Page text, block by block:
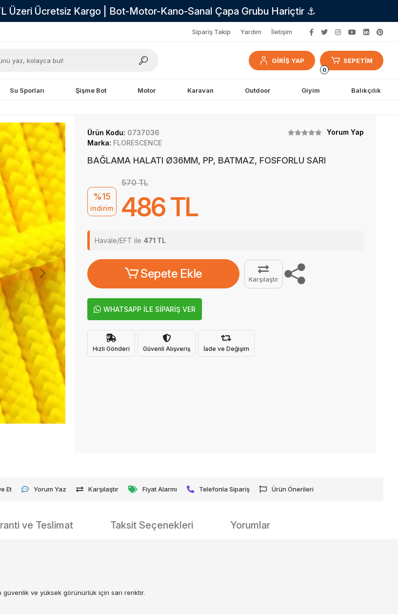
Üzeri Ücretsiz Kargo | Bot-Motor-Kano-Sanal Çapa Grubu Hariçtir ⚓
Sipariş Takip Yardım İletişim
GİRİŞ YAP
0
SEPETİM
Su Sporları Şişme Bot Motor Karavan Outdoor Giyim Balıkçılık
Ürün Kodu: 0737036
Yorum Yap
Marka: FLORESCENCE
BAĞLAMA HALATI Ø36MM, PP, BATMAZ, FOSFORLU SARI
%15
indirim
570 TL
486 TL
Havale/EFT ile 471 TL
Sepete Ekle Karşılaştır
WHATSAPP İLE SİPARİŞ VER
Hızlı Gönderi Güvenli Alışveriş İade ve Değişim
Et Yorum Yaz Karşılaştır Fiyat Alarmı Telefonla Sipariş Ürün Önerileri
ve Teslimat Taksit Seçenekleri Yorumlar
ve yüksek görünürlük için sarı renktir.